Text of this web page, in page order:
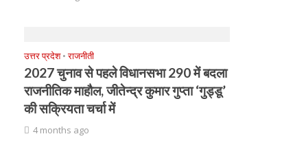
उत्तर प्रदेश • राजनीती
2027 चुनाव से पहले विधानसभा 290 में बदला
राजनीतिक माहौल, जीतेन्द्र कुमार गुप्ता ‘गुड्डू’
की सक्रियता चर्चा में
4 months ago